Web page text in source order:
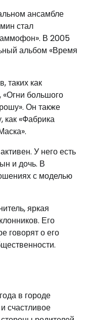
ансамбле
стал
В 2005
альбом «Время
таких как
«Огни большого
Он также
как «Фабрика
У него есть
и дочь. В
с моделью
яркая
Его
говорят о его
в городе
счастливое